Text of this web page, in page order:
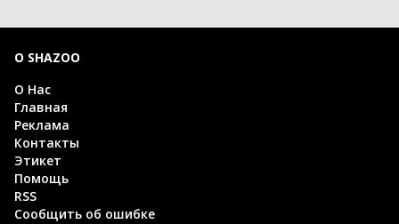
О SHAZOO
О Нас
Главная
Реклама
Контакты
Этикет
Помощь
RSS
Сообщить об ошибке